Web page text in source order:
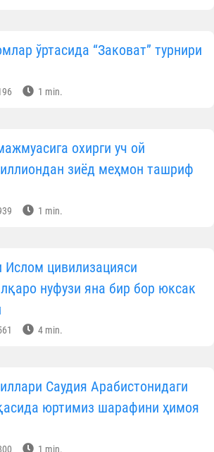
ўртасида “Заковат” турнири
1 min.
охирги уч ой
зиёд меҳмон ташриф
1 min.
Ислом цивилизацияси
нуфузи яна бир бор юксак
4 min.
Саудия Арабистонидаги
юртимиз шарафини ҳимоя
1 min.